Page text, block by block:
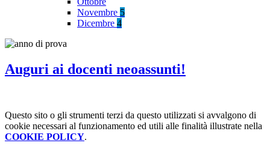
Novembre 5
Dicembre 4
Auguri ai docenti neoassunti!
Questo sito o gli strumenti terzi da questo utilizzati si avvalgono di
cookie necessari al funzionamento ed utili alle finalità illustrate nella
COOKIE POLICY.